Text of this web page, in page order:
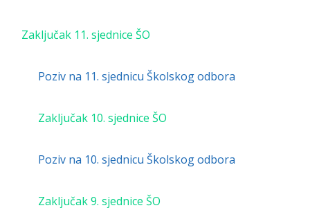
Zaključak 11. sjednice ŠO
Poziv na 11. sjednicu Školskog odbora
Zaključak 10. sjednice ŠO
Poziv na 10. sjednicu Školskog odbora
Zaključak 9. sjednice ŠO